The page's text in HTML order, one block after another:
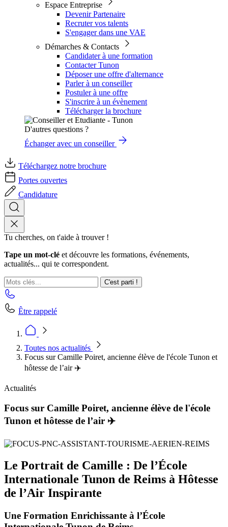
Espace Entreprise
Devenir Partenaire
Recruter vos talents
S'engager dans une VAE
Démarches & Contacts
Candidater à une formation
Contacter Tunon
Déposer une offre d'alternance
Parler à un conseiller
Postuler à une offre
S'inscrire à un évènement
Télécharger la brochure
D'autres questions ?
Échanger avec un conseiller
Téléchargez notre brochure
Portes ouvertes
Candidature
Tu cherches, on t'aide à trouver !
Tape un mot-clé et découvre les formations, événements,
actualités... qui te correspondent.
C'est parti !
Être rappelé
Toutes nos actualités
Focus sur Camille Poiret, ancienne élève de l'école Tunon et
hôtesse de l’air ✈️
Actualités
Focus sur Camille Poiret, ancienne élève de l'école
Tunon et hôtesse de l’air ✈️
Le Portrait de Camille : De l’École
Internationale Tunon de Reims à Hôtesse
de l’Air Inspirante
Une Formation Enrichissante à l’École